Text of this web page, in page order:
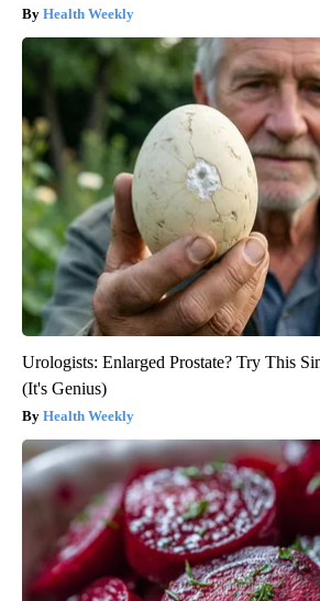
Health Weekly
Urologists: Enlarged Prostate? Try This
(It's Genius)
Health Weekly